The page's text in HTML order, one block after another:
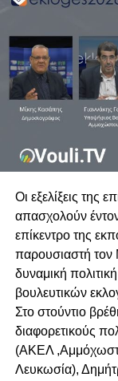
Οι εξελίξεις της
απασχολούν
επίκεντρο της
παρουσιαστή τον
δυναμική
βουλευτικών
Στο στούντιο
διαφορετικούς
(ΑΚΕΛ
Λευκωσία),